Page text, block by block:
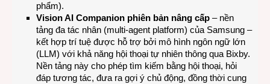
phẩm).
Vision AI Companion phiên bản nâng cấp – nền
tảng đa tác nhân (multi-agent platform) của Samsung –
kết hợp trí tuệ được hỗ trợ bởi mô hình ngôn ngữ lớn
(LLM) với khả năng hội thoại tự nhiên thông qua Bixby.
Nền tảng này cho phép tìm kiếm bằng hội thoại, hỏi
đáp tương tác, đưa ra gợi ý chủ động, đồng thời cung